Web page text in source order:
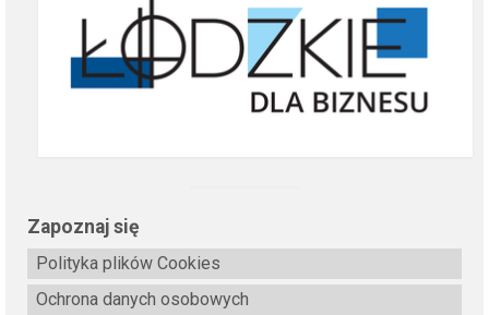
Zapoznaj się
Polityka plików Cookies
Ochrona danych osobowych